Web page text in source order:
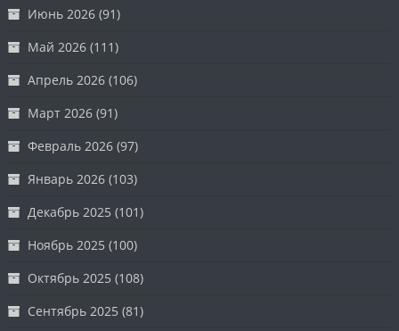
Июнь 2026 (91)
Май 2026 (111)
Апрель 2026 (106)
Март 2026 (91)
Февраль 2026 (97)
Январь 2026 (103)
Декабрь 2025 (101)
Ноябрь 2025 (100)
Октябрь 2025 (108)
Сентябрь 2025 (81)